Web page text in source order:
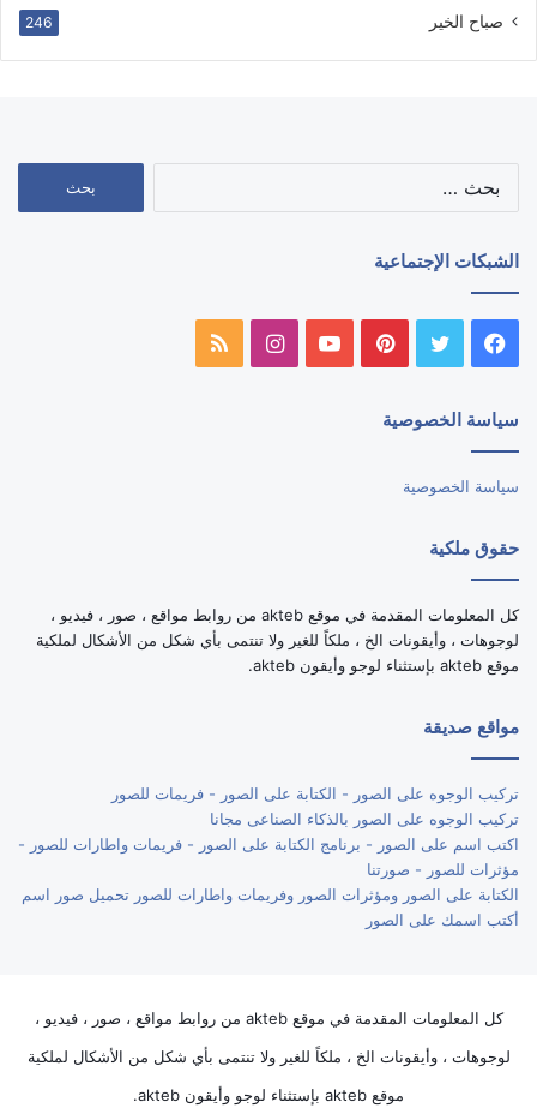
صباح الخير 246
الشبكات الإجتماعية
فيسبوك تويتر بينتيريستيوتيوبانستقرامملخص
سياسة الخصوصية
سياسة الخصوصية
حقوق ملكية
كل المعلومات المقدمة في موقع akteb من روابط مواقع ، صور ، فيديو ،
لوجوهات ، وأيقونات الخ ، ملكاً للغير ولا تنتمى بأي شكل من الأشكال لملكية
موقع akteb بإستثناء لوجو وأيقون akteb.
مواقع صديقة
تركيب الوجوه على الصور - الكتابة على الصور - فريمات للصور
تركيب الوجوه على الصور بالذكاء الصناعى مجانا
اكتب اسم على الصور - برنامج الكتابة على الصور - فريمات واطارات للصور -
مؤثرات للصور - صورتنا
الكتابة على الصور ومؤثرات الصور وفريمات واطارات للصور تحميل صور اسم
أكتب اسمك على الصور
كل المعلومات المقدمة في موقع akteb من روابط مواقع ، صور ، فيديو ،
لوجوهات ، وأيقونات الخ ، ملكاً للغير ولا تنتمى بأي شكل من الأشكال لملكية
موقع akteb بإستثناء لوجو وأيقون akteb.